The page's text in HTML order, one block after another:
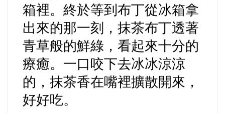
箱裡。終於等到布丁從冰箱拿
出來的那一刻，抹茶布丁透著
青草般的鮮綠，看起來十分的
療癒。一口咬下去冰冰涼涼
的，抹茶香在嘴裡擴散開來，
好好吃。